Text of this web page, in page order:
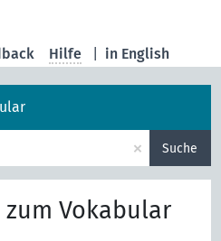
in English
Hilfe
× Suche
Vokabular